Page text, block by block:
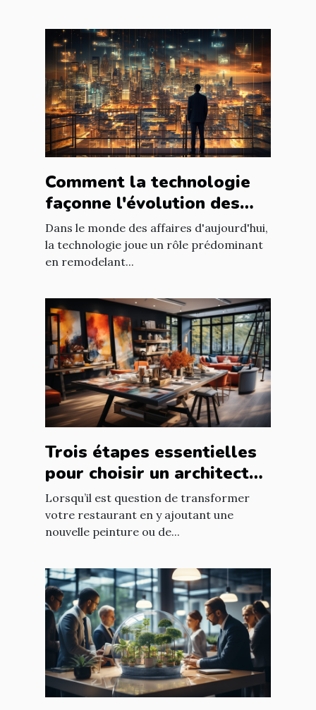
Comment la technologie
façonne l'évolution des
entreprises
Dans le monde des affaires d'aujourd'hui,
la technologie joue un rôle prédominant
en remodelant...
Trois étapes essentielles
pour choisir un architecte
d’intérieur
Lorsqu’il est question de transformer
votre restaurant en y ajoutant une
nouvelle peinture ou de...